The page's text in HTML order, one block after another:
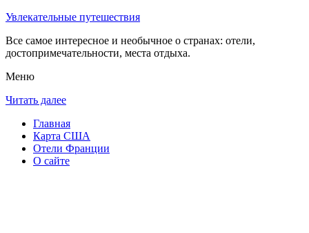
Увлекательные путешествия
Все самое интересное и необычное о странах: отели,
достопримечательности, места отдыха.
Меню
Читать далее
Главная
Карта США
Отели Франции
О сайте